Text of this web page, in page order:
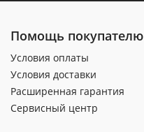
Помощь покупателю
Условия оплаты
Условия доставки
Расширенная гарантия
Сервисный центр